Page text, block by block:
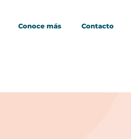
Conoce más Contacto